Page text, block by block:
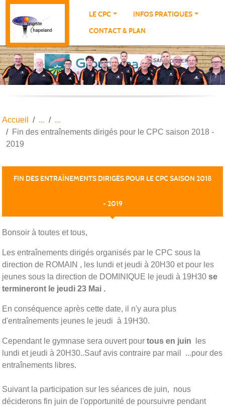
LE CPC
INFOS PRATIQUES
CONTACT & PLAN
Accueil
Fin des entraînements dirigés pour le CPC saison 2018 -
2019
FIN DES ENTRAÎNEMENTS DIRIGÉS POUR LE CPC SAISON 2018
- 2019
Bonsoir à toutes et tous,
Les entraînements dirigés organisés par le CPC sous la
direction de ROMAIN , les lundi et jeudi à 20H30 et pour les
jeunes sous la direction de DOMINIQUE le jeudi à 19H30 se
termineront le jeudi 23 Mai .
En conséquence après cette date, il n'y aura plus
d'entraînements jeunes le jeudi à 19H30.
Cependant le gymnase sera ouvert pour tous en juin les
lundi et jeudi à 20H30..Sauf avis contraire par mail ...pour des
entraînements libres.
Suivant la participation sur les séances de juin, nous
déciderons fin juin de l'opportunité de poursuivre pendant
Panneau de gestion des cookies